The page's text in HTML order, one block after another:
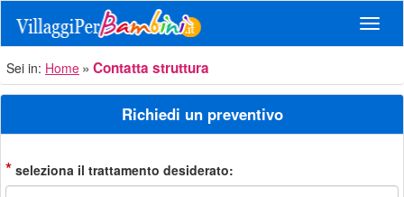
Sei in: Home Contatta struttura
Richiedi un preventivo
* seleziona il trattamento desiderato: